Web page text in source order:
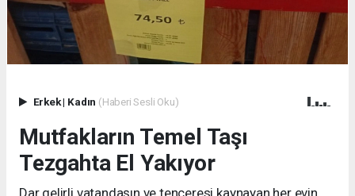
Erkek| Kadın (Haberi Sesli Oku)
Mutfakların Temel Taşı
Tezgahta El Yakıyor